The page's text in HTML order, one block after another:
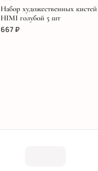
Набор художественных кистей
HIMI голубой 5 шт
667 ₽